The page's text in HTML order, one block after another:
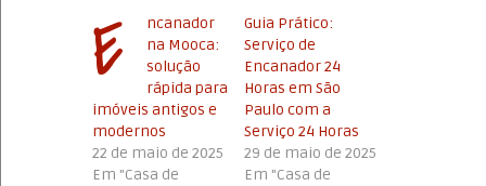
E
ncanador
na Mooca:
solução
rápida para
imóveis antigos e
modernos
22 de maio de 2025
Em "Casa de
Guia Prático:
Serviço de
Encanador 24
Horas em São
Paulo com a
Serviço 24 Horas
29 de maio de 2025
Em "Casa de